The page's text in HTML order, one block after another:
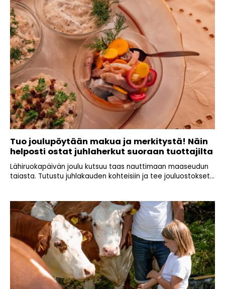
Tuo joulupöytään makua ja merkitystä! Näin
helposti ostat juhlaherkut suoraan tuottajilta
Lähiruokapäivän joulu kutsuu taas nauttimaan maaseudun
taiasta. Tutustu juhlakauden kohteisiin ja tee jouluostokset...